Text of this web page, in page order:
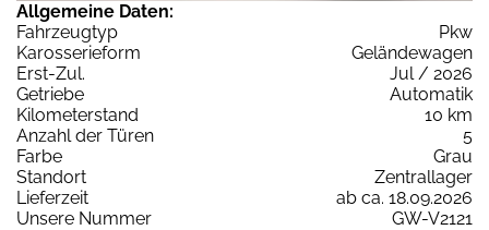
Allgemeine Daten:
Fahrzeugtyp
Pkw
Karosserieform
Geländewagen
Erst-Zul.
Jul / 2026
Getriebe
Automatik
Kilometerstand
10 km
Anzahl der Türen
5
Farbe
Grau
Standort
Zentrallager
Lieferzeit
ab ca. 18.09.2026
Unsere Nummer
GW-V2121